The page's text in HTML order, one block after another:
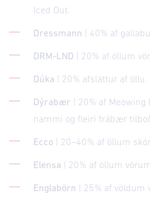
Iced Out.
Dressmann | 40% af
DRM-LND | 20% af öllum
Dúka | 20% afsláttur af öllu.
Dýrabær | 20% af Meowing
nammi og fleiri frábær
Ecco | 20–40% af öllum
Elensa | 20% af öllum
Englabörn
| 25% af völdum